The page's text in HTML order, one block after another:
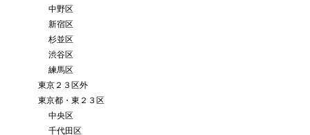
中野区
新宿区
杉並区
渋谷区
練馬区
東京２３区外
東京都・東２３区
中央区
千代田区